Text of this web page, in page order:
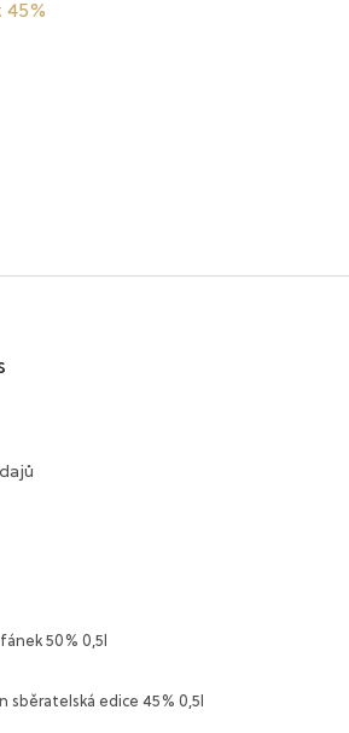
45%
50% 0,5l
sběratelská edice 45% 0,5l